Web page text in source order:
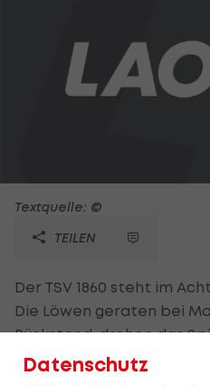
Textquelle: ©
TEILEN
Der TSV 1860 steht im
Die Löwen geraten bei
Rückstand, drehen das
Bengtsson (45.). Mugosa
Datenschutz